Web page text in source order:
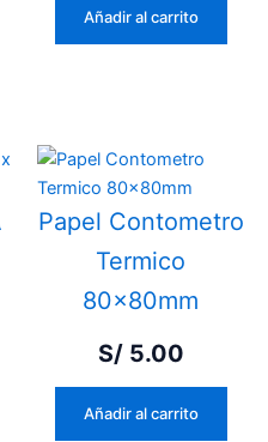
Añadir al carrito
Papel Contometro
Termico
80x80mm
S/5.00
Añadir al carrito